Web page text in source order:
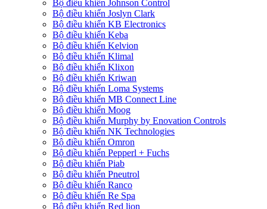
Bộ điều khiển Johnson Control
Bộ điều khiển Joslyn Clark
Bộ điều khiển KB Electronics
Bộ điều khiển Keba
Bộ điều khiển Kelvion
Bộ điều khiển Klimal
Bộ điều khiển Klixon
Bộ điều khiển Kriwan
Bộ điều khiển Loma Systems
Bộ điều khiển MB Connect Line
Bộ điều khiển Moog
Bộ điều khiển Murphy by Enovation Controls
Bộ điều khiển NK Technologies
Bộ điều khiển Omron
Bộ điều khiển Pepperl + Fuchs
Bộ điều khiển Piab
Bộ điều khiển Pneutrol
Bộ điều khiển Ranco
Bộ điều khiển Re Spa
Bộ điều khiển Red lion